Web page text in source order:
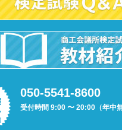
050-5541-8600
受付時間 9:00 〜 20:00（年中無